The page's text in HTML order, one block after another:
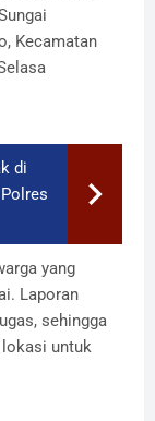
Kecamatan
di
yang
Laporan
sehingga
lokasi untuk